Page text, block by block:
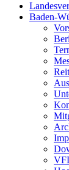
Baden-